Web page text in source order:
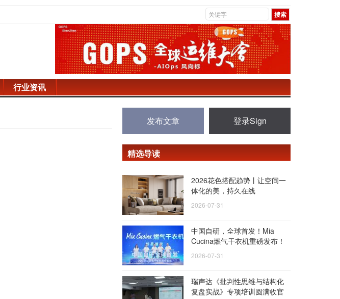
行业资讯
发布文章 登录Sign
精选导读
2026花色搭配趋势丨让空间一
体化的美，持久在线
2026-07-31
中国自研，全球首发！Mia
Cucina燃气干衣机重磅发布！
2026-07-31
瑞声达《批判性思维与结构化
复盘实战》专项培训圆满收官